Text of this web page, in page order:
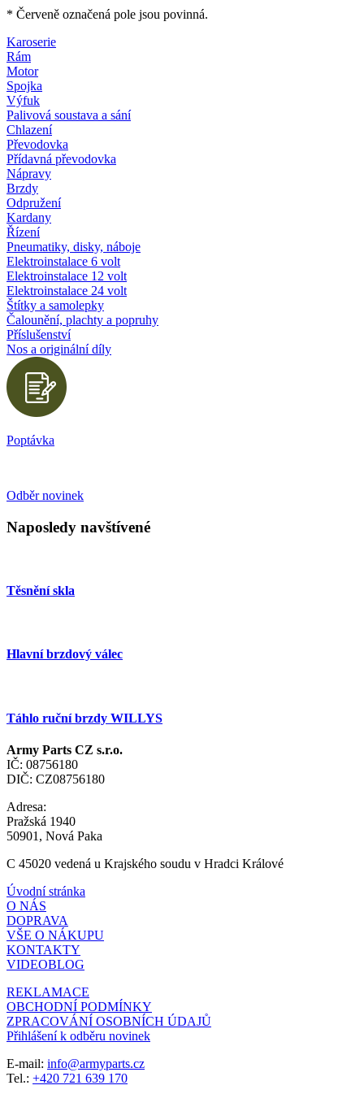
* Červeně označená pole jsou povinná.
Karoserie
Rám
Motor
Spojka
Výfuk
Palivová soustava a sání
Chlazení
Převodovka
Přídavná převodovka
Nápravy
Brzdy
Odpružení
Kardany
Řízení
Pneumatiky, disky, náboje
Elektroinstalace 6 volt
Elektroinstalace 12 volt
Elektroinstalace 24 volt
Štítky a samolepky
Čalounění, plachty a popruhy
Příslušenství
Nos a originální díly
Poptávka
Odběr novinek
Naposledy navštívené
Těsnění skla
Hlavní brzdový válec
Táhlo ruční brzdy WILLYS
Army Parts CZ s.r.o.
IČ: 08756180
DIČ: CZ08756180
Adresa:
Pražská 1940
50901, Nová Paka
C 45020 vedená u Krajského soudu v Hradci Králové
Úvodní stránka
O NÁS
DOPRAVA
VŠE O NÁKUPU
KONTAKTY
VIDEOBLOG
REKLAMACE
OBCHODNÍ PODMÍNKY
ZPRACOVÁNÍ OSOBNÍCH ÚDAJŮ
Přihlášení k odběru novinek
E-mail: info@armyparts.cz
Tel.: +420 721 639 170